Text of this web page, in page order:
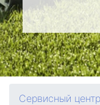
Сервисный